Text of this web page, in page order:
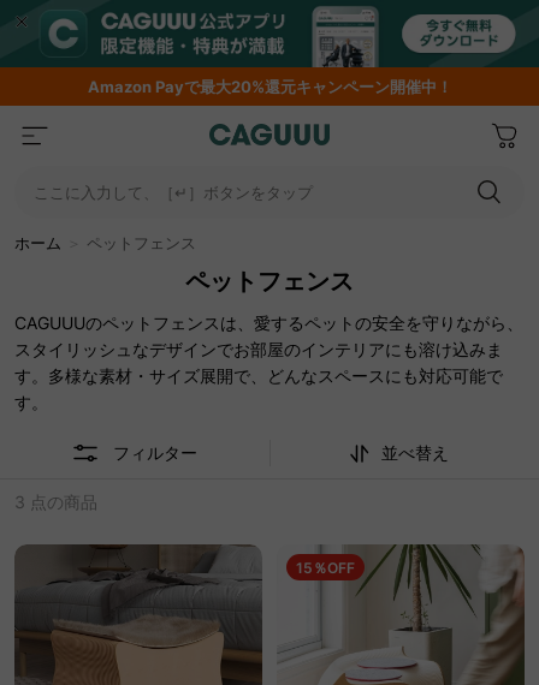
AmazonPayで最大20%還元キャンペーン開催中！
ここに入力して、［↵］ボタンをタップ
ホーム ペットフェンス
ペットフェンス
CAGUUUのペットフェンスは、愛するペットの安全を守りながら、
スタイリッシュなデザインでお部屋のインテリアにも溶け込みま
す。多様な素材・サイズ展開で、どんなスペースにも対応可能で
す。
フィルター 並べ替え
3 点の商品
15％OFF